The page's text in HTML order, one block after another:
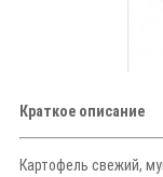
Краткое описание
Картофель свежий,